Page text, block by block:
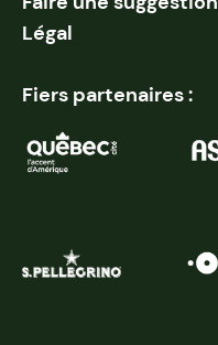
Légal
Fiers partenaires :